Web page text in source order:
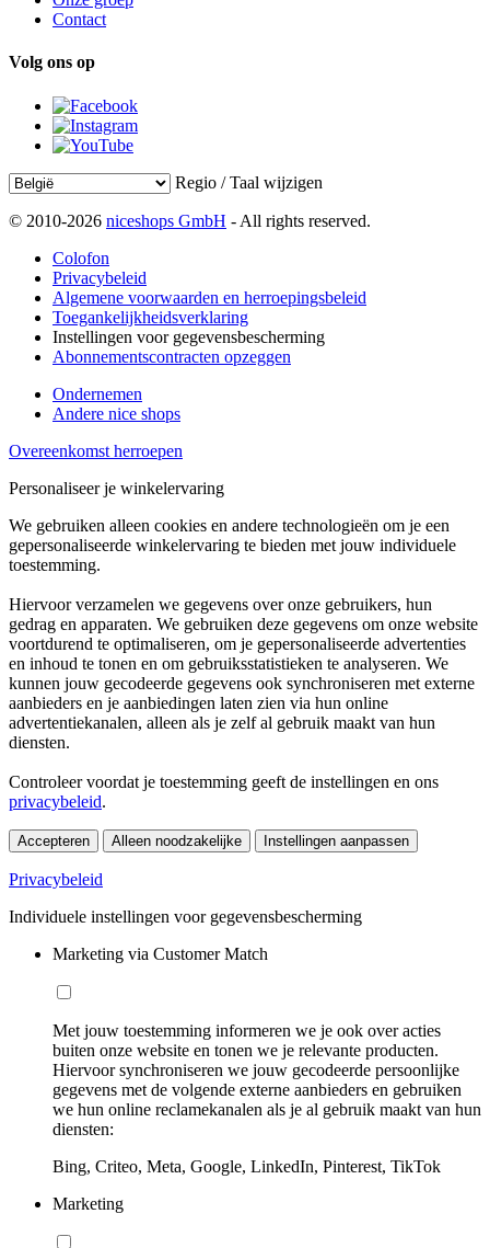
Contact
Volg ons op
Regio / Taal wijzigen
© 2010-2026 niceshops GmbH - All rights reserved.
Colofon
Privacybeleid
Algemene voorwaarden en herroepingsbeleid
Toegankelijkheidsverklaring
Instellingen voor gegevensbescherming
Abonnementscontracten opzeggen
Ondernemen
Andere nice shops
Overeenkomst herroepen
Personaliseer je winkelervaring
We gebruiken alleen cookies en andere technologieën om je een
gepersonaliseerde winkelervaring te bieden met jouw individuele
toestemming.
Hiervoor verzamelen we gegevens over onze gebruikers, hun
gedrag en apparaten. We gebruiken deze gegevens om onze website
voortdurend te optimaliseren, om je gepersonaliseerde advertenties
en inhoud te tonen en om gebruiksstatistieken te analyseren. We
kunnen jouw gecodeerde gegevens ook synchroniseren met externe
aanbieders en je aanbiedingen laten zien via hun online
advertentiekanalen, alleen als je zelf al gebruik maakt van hun
diensten.
Controleer voordat je toestemming geeft de instellingen en ons
privacybeleid.
Accepteren Alleen noodzakelijke Instellingen aanpassen
Privacybeleid
Individuele instellingen voor gegevensbescherming
Marketing via Customer Match
Met jouw toestemming informeren we je ook over acties
buiten onze website en tonen we je relevante producten.
Hiervoor synchroniseren we jouw gecodeerde persoonlijke
gegevens met de volgende externe aanbieders en gebruiken
we hun online reclamekanalen als je al gebruik maakt van hun
diensten:
Bing, Criteo, Meta, Google, LinkedIn, Pinterest, TikTok
Marketing